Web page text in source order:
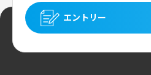
エントリー